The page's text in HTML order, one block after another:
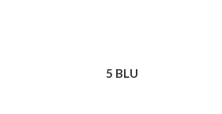
PUNTA FIAMMA 25 BLU